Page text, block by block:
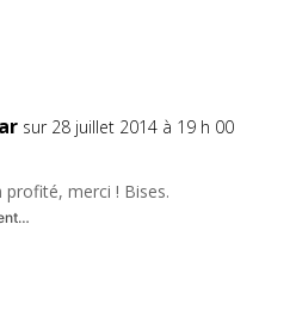
sur 28 juillet 2014 à 19 h 00
profité, merci ! Bises.